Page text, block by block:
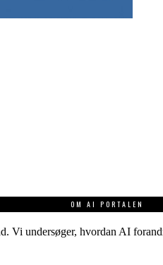
OM AI PORTALEN
Vi undersøger, hvordan AI